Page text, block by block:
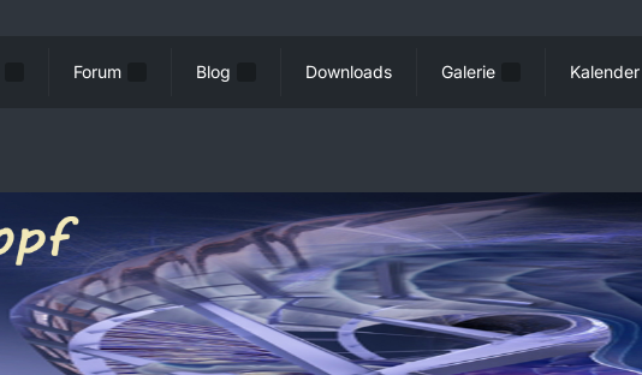
Forum Blog Downloads Galerie Kalender